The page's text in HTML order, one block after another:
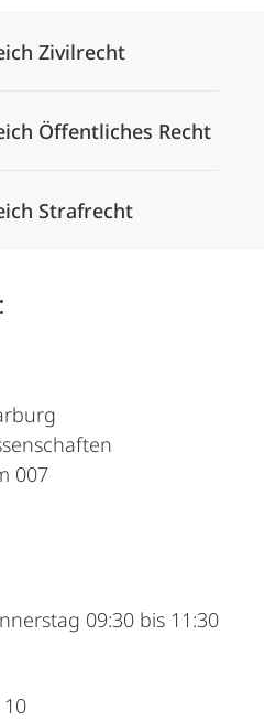
Zivilrecht
Öffentliches Recht
Strafrecht
007
09:30 bis 11:30